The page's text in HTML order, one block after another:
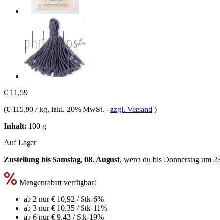
€ 11,59
(€ 115,90 / kg, inkl. 20% MwSt. - zzgl. Versand )
Inhalt: 100 g
Auf Lager
Zustellung bis Samstag, 08. August, wenn du bis Donnerstag um
Mengenrabatt verfügbar!
ab 2 nur€ 10,92 / Stk-6%
ab 3 nur€ 10,35 / Stk-11%
ab 6 nur€ 9,43 / Stk-19%